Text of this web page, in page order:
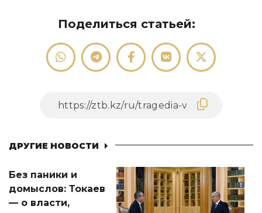
Поделиться статьей:
ДРУГИЕ НОВОСТИ
Без паники и
домыслов: Токаев
— о власти,